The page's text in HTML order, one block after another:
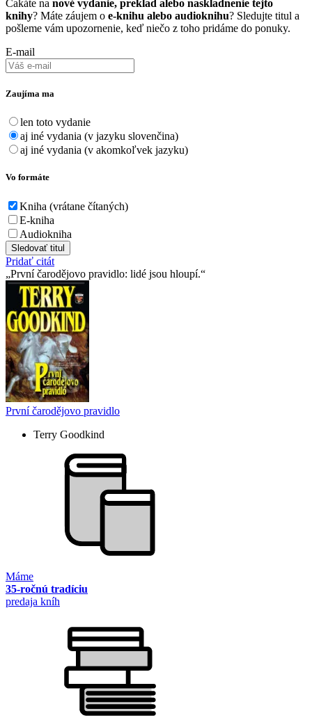
Čakáte na nové vydanie, preklad alebo naskladnenie tejto
knihy? Máte záujem o e-knihu alebo audioknihu? Sledujte titul a
pošleme vám upozornenie, keď niečo z toho pridáme do ponuky.
E-mail
Zaujíma ma
len toto vydanie
aj iné vydania (v jazyku slovenčina)
aj iné vydania (v akomkoľvek jazyku)
Vo formáte
Kniha (vrátane čítaných)
E-kniha
Audiokniha
Sledovať titul
Pridať citát
První čarodějovo pravidlo: lidé jsou hloupí.
První čarodějovo pravidlo
Terry Goodkind
Máme
35-ročnú tradíciu
predaja kníh